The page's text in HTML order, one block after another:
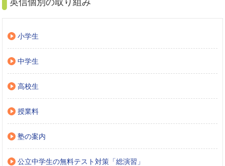
小学生
中学生
高校生
授業料
塾の案内
公立中学生の無料テスト対策「総演習」